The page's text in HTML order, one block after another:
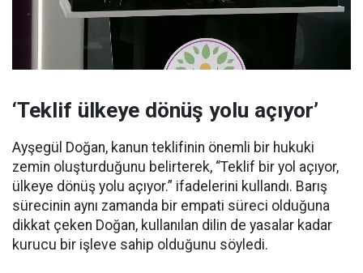
‘Teklif ülkeye dönüş yolu açıyor’
Ayşegül Doğan, kanun teklifinin önemli bir hukuki
zemin oluşturduğunu belirterek, “Teklif bir yol açıyor,
ülkeye dönüş yolu açıyor.” ifadelerini kullandı. Barış
sürecinin aynı zamanda bir empati süreci olduğuna
dikkat çeken Doğan, kullanılan dilin de yasalar kadar
kurucu bir işleve sahip olduğunu söyledi.